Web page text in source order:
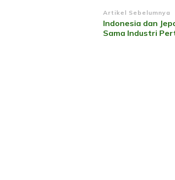
Navigasi
Artikel
Artikel Sebelumnya
Indonesia dan
Sama Industri